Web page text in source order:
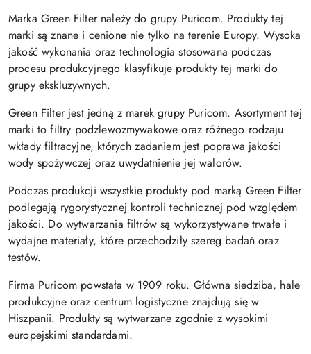
Marka Green Filter należy do grupy Puricom. Produkty tej
marki są znane i cenione nie tylko na terenie Europy. Wysoka
jakość wykonania oraz technologia stosowana podczas
procesu produkcyjnego klasyfikuje produkty tej marki do
grupy ekskluzywnych.
Green Filter jest jedną z marek grupy Puricom. Asortyment tej
marki to filtry podzlewozmywakowe oraz różnego rodzaju
wkłady filtracyjne, których zadaniem jest poprawa jakości
wody spożywczej oraz uwydatnienie jej walorów.
Podczas produkcji wszystkie produkty pod marką Green Filter
podlegają rygorystycznej kontroli technicznej pod względem
jakości. Do wytwarzania filtrów są wykorzystywane trwałe i
wydajne materiały, które przechodziły szereg badań oraz
testów.
Firma Puricom powstała w 1909 roku. Główna siedziba, hale
produkcyjne oraz centrum logistyczne znajdują się w
Hiszpanii. Produkty są wytwarzane zgodnie z wysokimi
europejskimi standardami.